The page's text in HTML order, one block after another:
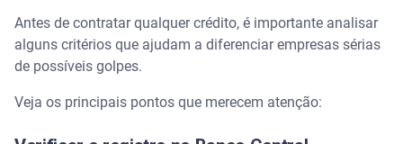
Escolher com segurança evita prejuízos futuros
Perguntas frequentes sobre empréstimo confiável
Antes de contratar qualquer crédito, é importante analisar
alguns critérios que ajudam a diferenciar empresas sérias
de possíveis golpes.
Veja os principais pontos que merecem atenção: